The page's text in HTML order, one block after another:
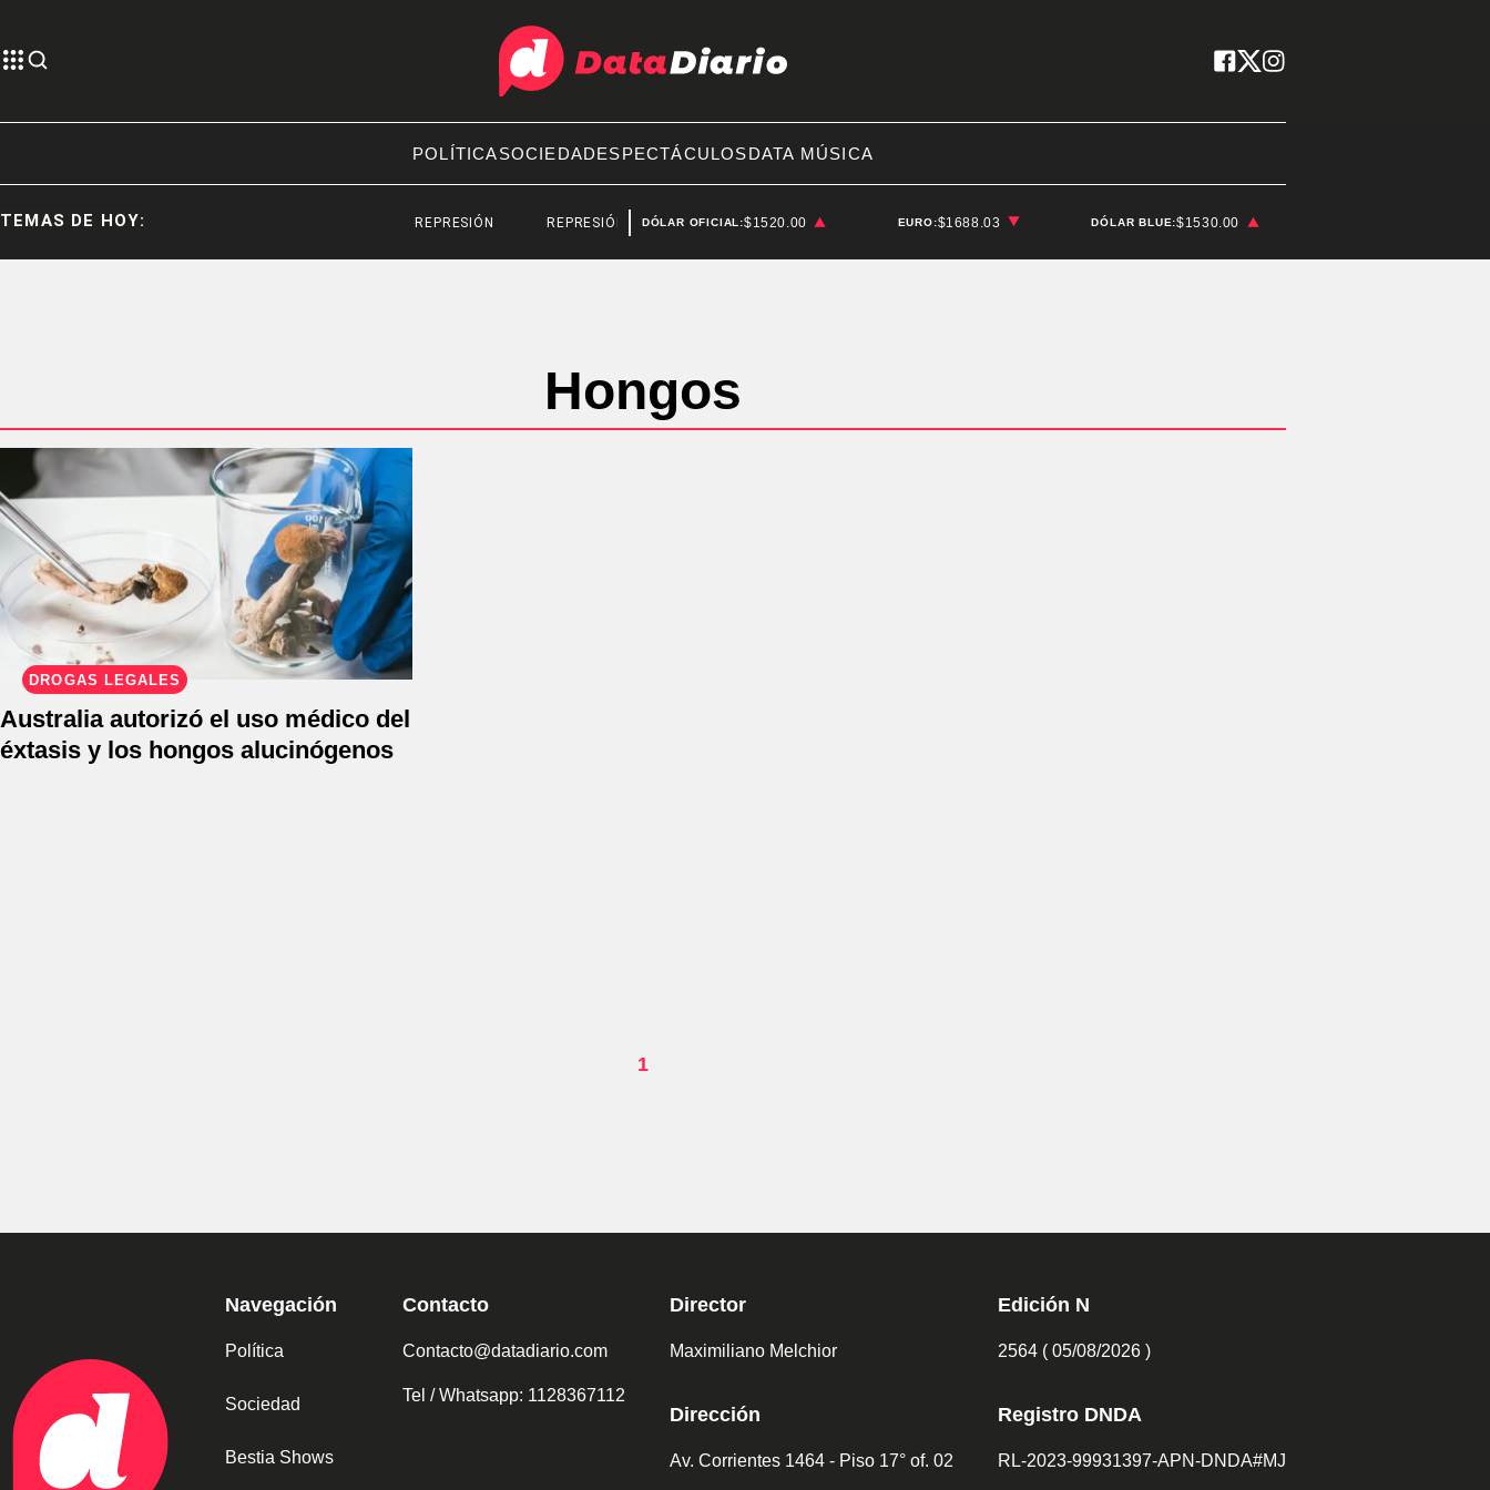
POLÍTICASOCIEDADESPECTÁCULOSDATA MÚSICA
TEMAS DE HOY: REPRESIÓN REPRESIÓN SANTIAGO BAUSILI
DÓLAR OFICIAL:$1520.00 EURO:$1688.03 DÓLAR BLUE:$1530.00
Hongos
DROGAS LEGALES
Australia autorizó el uso médico del
éxtasis y los hongos alucinógenos
1
Navegación
Política
Sociedad
Bestia Shows
Contacto
Contacto@datadiario.com
Tel / Whatsapp: 1128367112
Director
Maximiliano Melchior
Dirección
Av. Corrientes 1464 - Piso 17° of. 02
Edición N
2564 ( 05/08/2026 )
Registro DNDA
RL-2023-99931397-APN-DNDA#MJ